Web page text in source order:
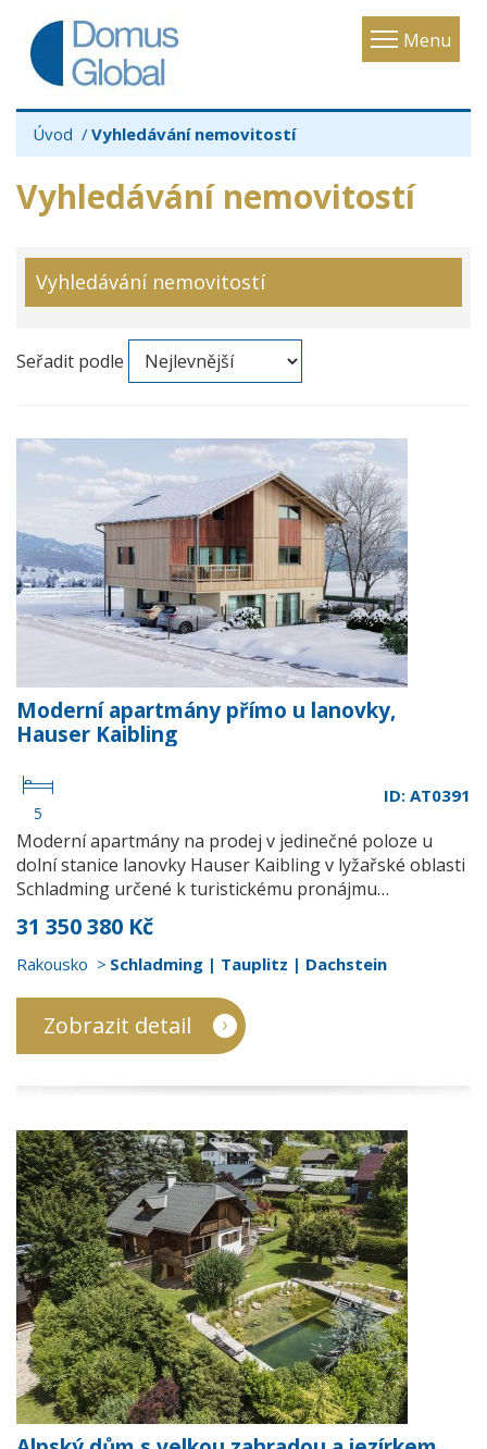
Menu
Toggle
Úvod Vyhledávání nemovitostí
Vyhledávání nemovitostí
Vyhledávání nemovitostí
Seřadit podle
Moderní apartmány přímo u lanovky,
Hauser Kaibling
5
ID: AT0391
Moderní apartmány na prodej v jedinečné poloze u
dolní stanice lanovky Hauser Kaibling v lyžařské oblasti
Schladming určené k turistickému pronájmu…
31 350 380 Kč
Rakousko Schladming | Tauplitz | Dachstein
Zobrazit detail